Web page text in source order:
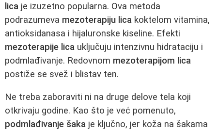
lica je izuzetno popularna. Ova metoda
podrazumeva mezoterapiju lica koktelom vitamina,
antioksidanasa i hijaluronske kiseline. Efekti
mezoterapije lica uključuju intenzivnu hidrataciju i
podmlađivanje. Redovnom mezoterapijom lica
postiže se svež i blistav ten.
Ne treba zaboraviti ni na druge delove tela koji
otkrivaju godine. Kao što je već pomenuto,
podmlađivanje šaka je ključno, jer koža na šakama